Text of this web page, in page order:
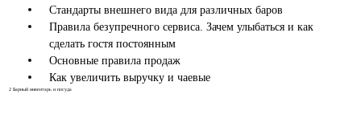
Стандарты внешнего вида для различных баров
Правила безупречного сервиса. Зачем улыбаться и как
сделать гостя постоянным
Основные правила продаж
Как увеличить выручку и чаевые
2 Барный инвентарь и посуда